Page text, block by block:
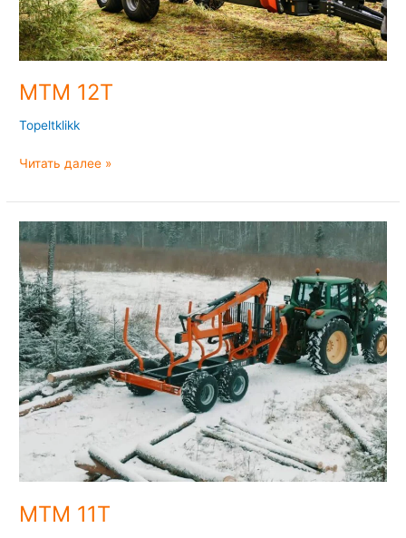
MTM 12T
Topeltklikk
Читать далее »
MTM 11T
MTM
11T